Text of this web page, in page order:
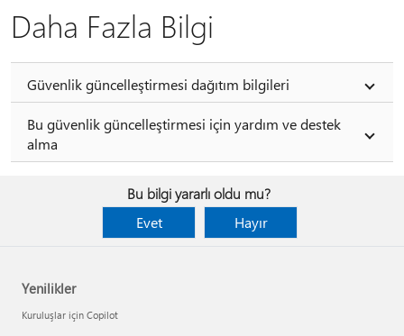
Daha Fazla Bilgi
Güvenlik güncelleştirmesi dağıtım bilgileri
Bu güvenlik güncelleştirmesi için yardım ve destek
alma
Bu bilgi yararlı oldu mu?
Evet
Hayır
Yenilikler
Kuruluşlar için Copilot